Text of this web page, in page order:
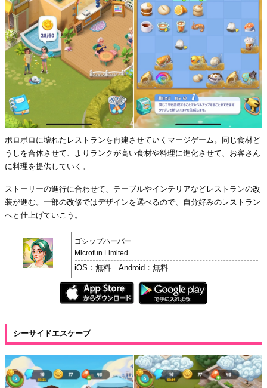
ボロボロに壊れたレストランを再建させていくマージゲーム。同じ食材ど
うしを合体させて、よりランクが高い食材や料理に進化させて、お客さん
に料理を提供していく。
ストーリーの進行に合わせて、テーブルやインテリアなどレストランの改
装が進む。一部の改修ではデザインを選べるので、自分好みのレストラン
へと仕上げていこう。
ゴシップハーバー
Microfun Limited
iOS：無料 Android：無料
シーサイドエスケープ